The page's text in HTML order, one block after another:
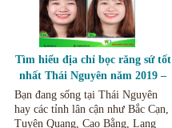
Tìm hiểu địa chỉ bọc răng sứ tốt
nhất Thái Nguyên năm 2019 –
2020
Bạn đang sống tại Thái Nguyên
hay các tỉnh lân cận như Bắc Cạn,
Tuyên Quang, Cao Bằng, Lạng